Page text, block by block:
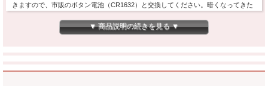
きますので、市販のボタン電池（CR1632）と交換してください。暗くなってきた
お早めに新品電池と交換してください。※傘は樹脂製です。
▼ 商品説明の続きを見る ▼